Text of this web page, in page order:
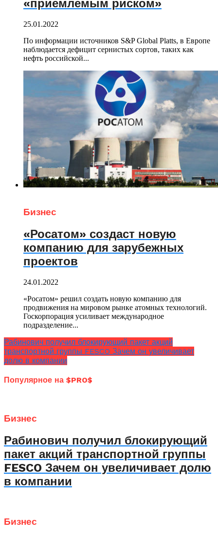
«приемлемым риском»
25.01.2022
По информации источников S&P Global Platts, в Европе
наблюдается дефицит сернистых сортов, таких как
нефть российской...
Бизнес
«Росатом» создаст новую
компанию для зарубежных
проектов
24.01.2022
«Росатом» решил создать новую компанию для
продвижения на мировом рынке атомных технологий.
Госкорпорация усиливает международное
подразделение...
Рабинович получил блокирующий пакет акций
транспортной группы FESCO Зачем он увеличивает
долю в компании
Популярное на $PRO$
Бизнес
Рабинович получил блокирующий
пакет акций транспортной группы
FESCO Зачем он увеличивает долю
в компании
Бизнес